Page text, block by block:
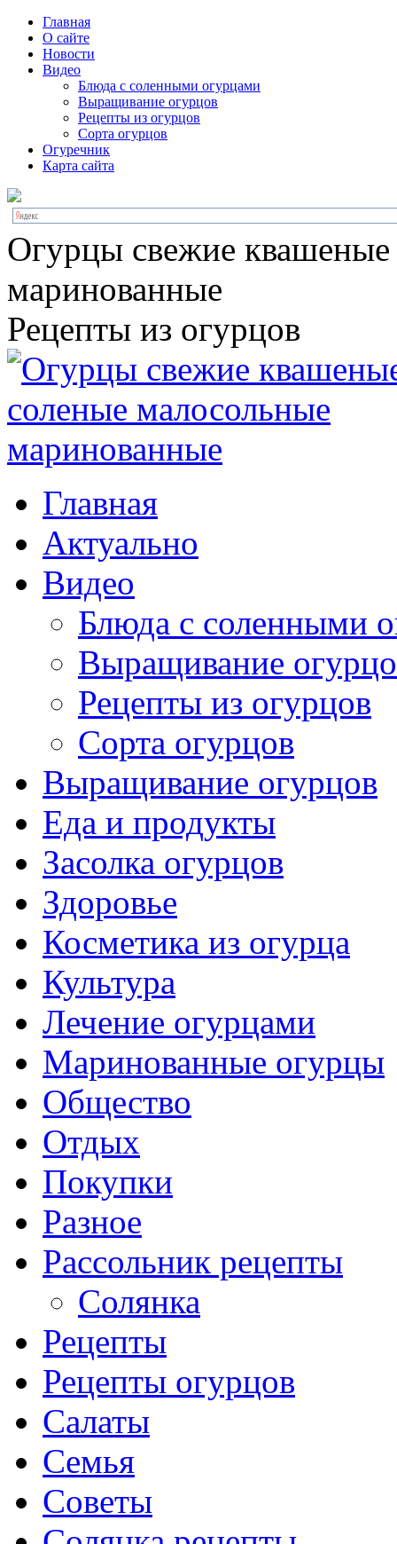
Главная
О сайте
Новости
Видео
Блюда с соленными огурцами
Выращивание огурцов
Рецепты из огурцов
Сорта огурцов
Огуречник
Карта сайта
Огурцы свежие
маринованные
Рецепты из огурцов
Главная
Актуально
Видео
Блюда с соленными
Выращивание
Рецепты из огурцов
Сорта огурцов
Выращивание огурцов
Еда и продукты
Засолка огурцов
Здоровье
Косметика из огурца
Культура
Лечение огурцами
Маринованные огурцы
Общество
Отдых
Покупки
Разное
Рассольник рецепты
Солянка
Рецепты
Рецепты огурцов
Салаты
Семья
Советы